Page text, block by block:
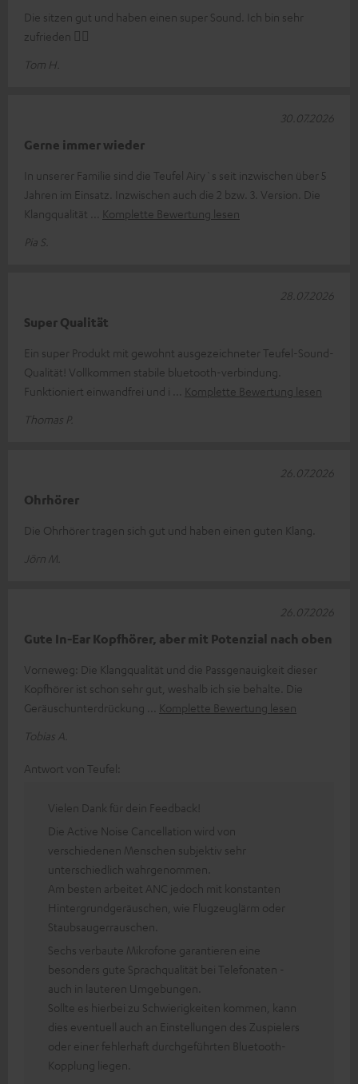
Die sitzen gut und haben einen super Sound. Ich bin sehr
zufrieden 👍🏻
Tom H.
Gerne immer wieder
In unserer Familie sind die Teufel Airy`s seit inzwischen über 5
Jahren im Einsatz. Inzwischen auch die 2 bzw. 3. Version. Die
Klangqualität
Komplette Bewertung lesen
Pia S.
30.07.2026
Super Qualität
Ein super Produkt mit gewohnt ausgezeichneter Teufel-Sound-
Qualität! Vollkommen stabile bluetooth-verbindung.
Funktioniert einwandfrei und i
Komplette Bewertung lesen
Thomas P.
28.07.2026
Ohrhörer
Die Ohrhörer tragen sich gut und haben einen guten Klang.
Jörn M.
26.07.2026
Gute In-Ear Kopfhörer, aber mit Potenzial nach oben
Vorneweg: Die Klangqualität und die Passgenauigkeit dieser
Kopfhörer ist schon sehr gut, weshalb ich sie behalte. Die
Geräuschunterdrückung
Komplette Bewertung lesen
Tobias A.
26.07.2026
Antwort von Teufel:
Vielen Dank für dein Feedback!
Die Active Noise Cancellation wird von
verschiedenen Menschen subjektiv sehr
unterschiedlich wahrgenommen.
Am besten arbeitet ANC jedoch mit konstanten
Hintergrundgeräuschen, wie Flugzeuglärm oder
Staubsaugerrauschen.
Sechs verbaute Mikrofone garantieren eine
besonders gute Sprachqualität bei Telefonaten -
auch in lauteren Umgebungen.
Sollte es hierbei zu Schwierigkeiten kommen, kann
dies eventuell auch an Einstellungen des Zuspielers
oder einer fehlerhaft durchgeführten Bluetooth-
Kopplung liegen.